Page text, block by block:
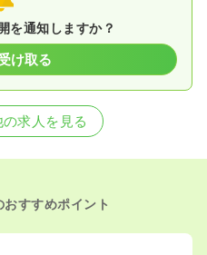
を通知しますか？
け取る
求人を見る
すすめポイント